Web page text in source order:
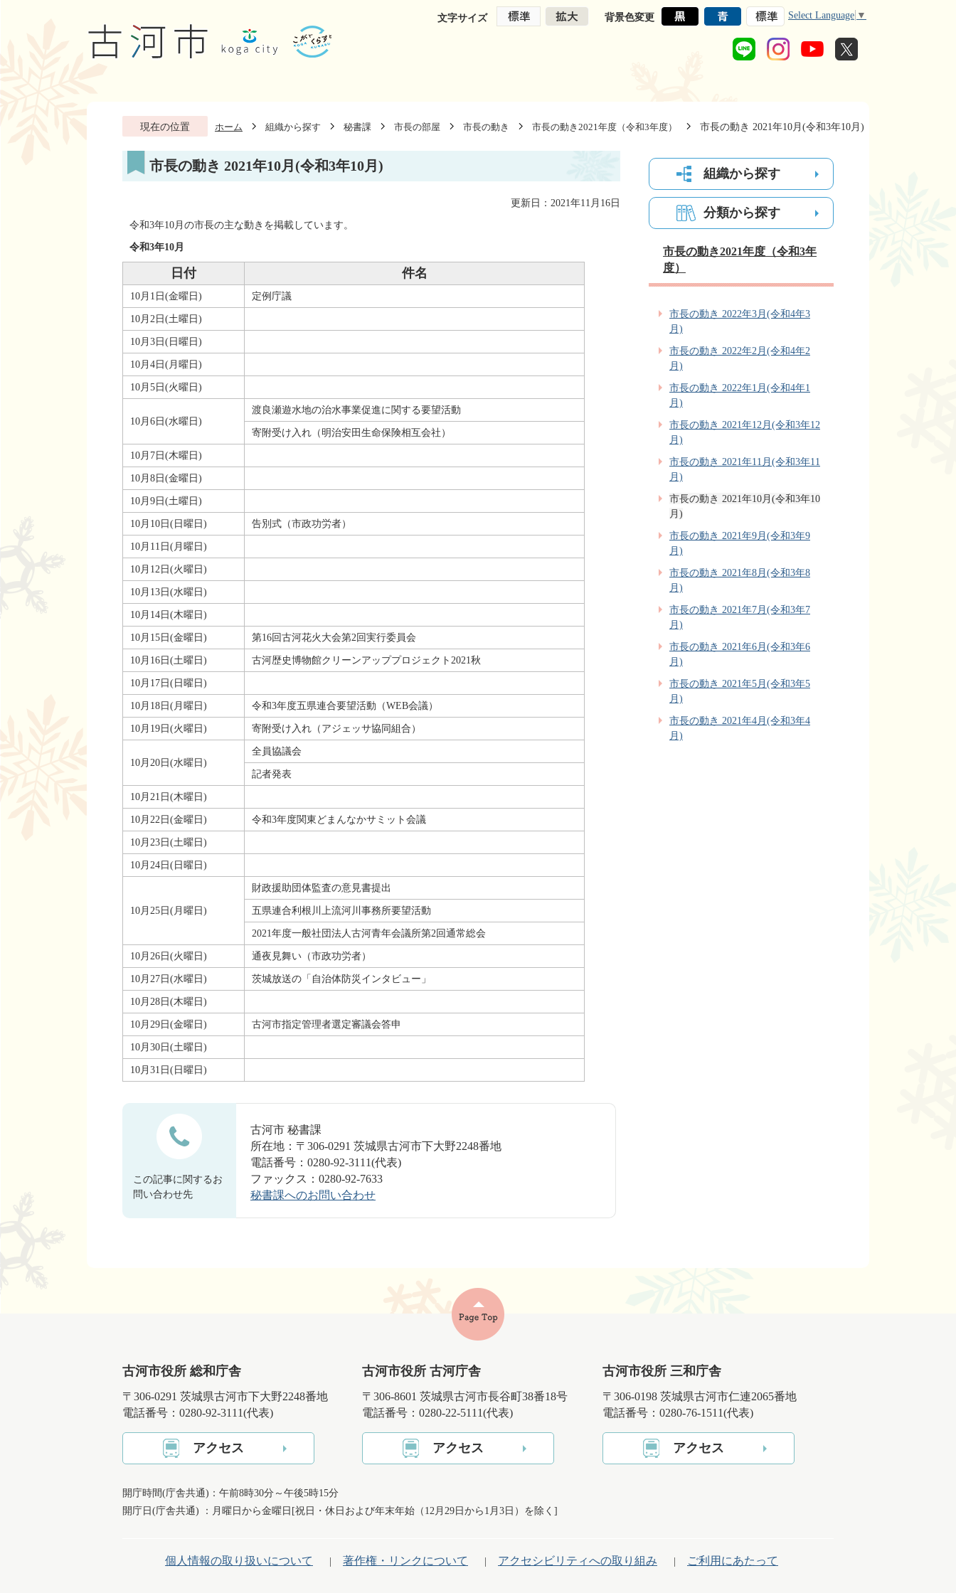
文字サイズ 背景色変更 Select Language ▼
現在の位置 ホーム 組織から探す 秘書課 市長の部屋 市長の動き 市長の動き2021年度（令和3年度） 市長の動き 2021年10月(令和3年10月)
市長の動き 2021年10月(令和3年10月)
更新日：2021年11月16日
令和3年10月の市長の主な動きを掲載しています。
令和3年10月
日付 件名
10月1日(金曜日)
定例庁議
10月2日(土曜日)
10月3日(日曜日)
10月4日(月曜日)
10月5日(火曜日)
10月6日(水曜日)
渡良瀬遊水地の治水事業促進に関する要望活動
寄附受け入れ（明治安田生命保険相互会社）
10月7日(木曜日)
10月8日(金曜日)
10月9日(土曜日)
10月10日(日曜日)
告別式（市政功労者）
10月11日(月曜日)
10月12日(火曜日)
10月13日(水曜日)
10月14日(木曜日)
10月15日(金曜日)
第16回古河花火大会第2回実行委員会
10月16日(土曜日)
古河歴史博物館クリーンアッププロジェクト2021秋
10月17日(日曜日)
10月18日(月曜日)
令和3年度五県連合要望活動（WEB会議）
10月19日(火曜日)
寄附受け入れ（アジェッサ協同組合）
10月20日(水曜日)
全員協議会
記者発表
10月21日(木曜日)
10月22日(金曜日)
令和3年度関東どまんなかサミット会議
10月23日(土曜日)
10月24日(日曜日)
10月25日(月曜日)
財政援助団体監査の意見書提出
五県連合利根川上流河川事務所要望活動
2021年度一般社団法人古河青年会議所第2回通常総会
10月26日(火曜日)
通夜見舞い（市政功労者）
10月27日(水曜日)
茨城放送の「自治体防災インタビュー」
10月28日(木曜日)
10月29日(金曜日)
古河市指定管理者選定審議会答申
10月30日(土曜日)
10月31日(日曜日)
この記事に関するお
問い合わせ先
古河市 秘書課
所在地：〒306-0291 茨城県古河市下大野2248番地
電話番号：0280-92-3111(代表)
ファックス：0280-92-7633
秘書課へのお問い合わせ
組織から探す
分類から探す
市長の動き2021年度（令和3年
度）
市長の動き 2022年3月(令和4年3
月)
市長の動き 2022年2月(令和4年2
月)
市長の動き 2022年1月(令和4年1
月)
市長の動き 2021年12月(令和3年12
月)
市長の動き 2021年11月(令和3年11
月)
市長の動き 2021年10月(令和3年10
月)
市長の動き 2021年9月(令和3年9
月)
市長の動き 2021年8月(令和3年8
月)
市長の動き 2021年7月(令和3年7
月)
市長の動き 2021年6月(令和3年6
月)
市長の動き 2021年5月(令和3年5
月)
市長の動き 2021年4月(令和3年4
月)
古河市役所 総和庁舎
〒306-0291 茨城県古河市下大野2248番地
電話番号：0280-92-3111(代表)
アクセス
古河市役所 古河庁舎
〒306-8601 茨城県古河市長谷町38番18号
電話番号：0280-22-5111(代表)
アクセス
古河市役所 三和庁舎
〒306-0198 茨城県古河市仁連2065番地
電話番号：0280-76-1511(代表)
アクセス
開庁時間(庁舎共通)：午前8時30分～午後5時15分
開庁日(庁舎共通) ：月曜日から金曜日[祝日・休日および年末年始（12月29日から1月3日）を除く]
個人情報の取り扱いについて 著作権・リンクについて アクセシビリティへの取り組み ご利用にあたって